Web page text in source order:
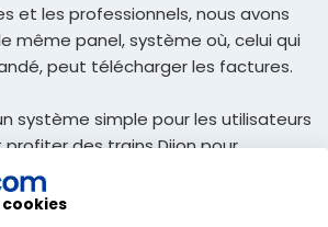
et les professionnels, nous avons
même panel, système où, celui qui
peut télécharger les factures.
système simple pour les utilisateurs
profiter des trains Dijon pour
prix et recevoir dans votre e-mail
et avec eux, voyager manière
cookies